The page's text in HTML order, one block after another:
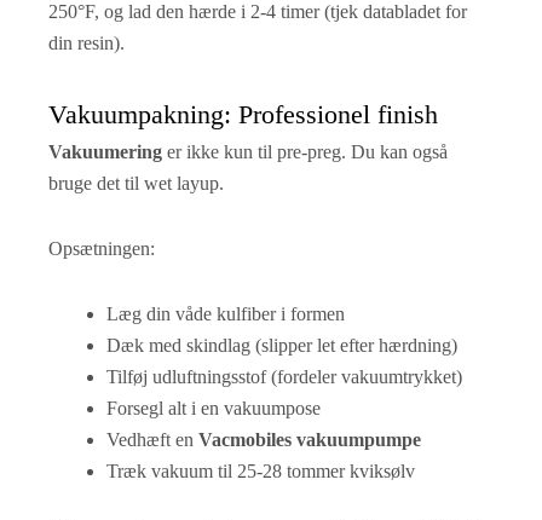
250°F, og lad den hærde i 2-4 timer (tjek databladet for
din resin).
Vakuumpakning: Professionel finish
Vakuumering er ikke kun til pre-preg. Du kan også
bruge det til wet layup.
Opsætningen:
Læg din våde kulfiber i formen
Dæk med skindlag (slipper let efter hærdning)
Tilføj udluftningsstof (fordeler vakuumtrykket)
Forsegl alt i en vakuumpose
Vedhæft en Vacmobiles vakuumpumpe
Træk vakuum til 25-28 tommer kviksølv